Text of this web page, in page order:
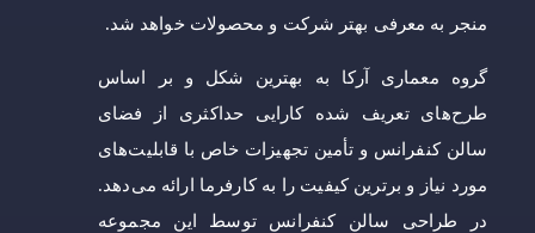
منجر به معرفی بهتر شرکت و محصولات خواهد شد.
گروه معماری آرکا به بهترین شکل و بر اساس
طرح‌های تعریف شده کارایی حداکثری از فضای
سالن کنفرانس و تأمین تجهیزات خاص با قابلیت‌های
مورد نیاز و برترین کیفیت را به کارفرما ارائه می‌دهد.
در طراحی سالن کنفرانس توسط این مجموعه